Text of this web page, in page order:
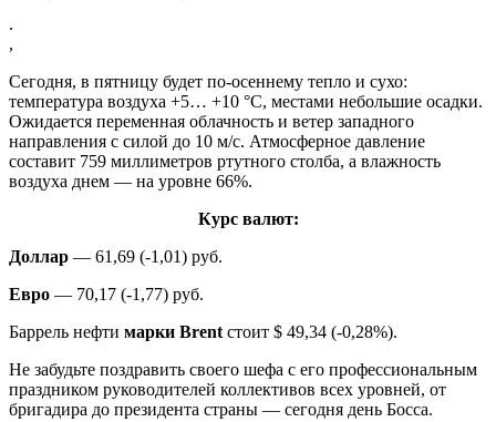
.
,
Сегодня, в пятницу будет по-осеннему тепло и сухо:
температура воздуха +5… +10 °C, местами небольшие осадки.
Ожидается переменная облачность и ветер западного
направления с силой до 10 м/с. Атмосферное давление
составит 759 миллиметров ртутного столба, а влажность
воздуха днем — на уровне 66%.
Курс валют:
Доллар — 61,69 (-1,01) руб.
Евро — 70,17 (-1,77) руб.
Баррель нефти марки Brent стоит $ 49,34 (-0,28%).
Не забудьте поздравить своего шефа с его профессиональным
праздником руководителей коллективов всех уровней, от
бригадира до президента страны — сегодня день Босса.